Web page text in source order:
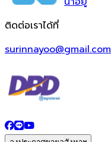
ติดต่อเราได้ที่
surinnayoo@gmail.com